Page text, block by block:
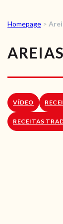
Homepage >
VÍDEO
RECEITAS